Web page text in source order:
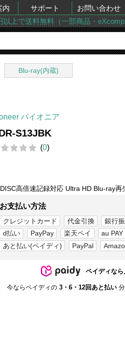
内 サポート お問い合わせ
以上で送料無料（一部商品・
Blu-ray(内蔵)
パイオニア
S13JBK
(0)
高倍速記録対応 Ultra HD Blu-ray再
お支払い方法
クレジットカード 代金引換 銀行
d払い
PayPay 楽天ペイ au PAY
あと払い(ペイディ)
PayPal
ペイディなら
今ならペイディの 3・6・12回あと払い